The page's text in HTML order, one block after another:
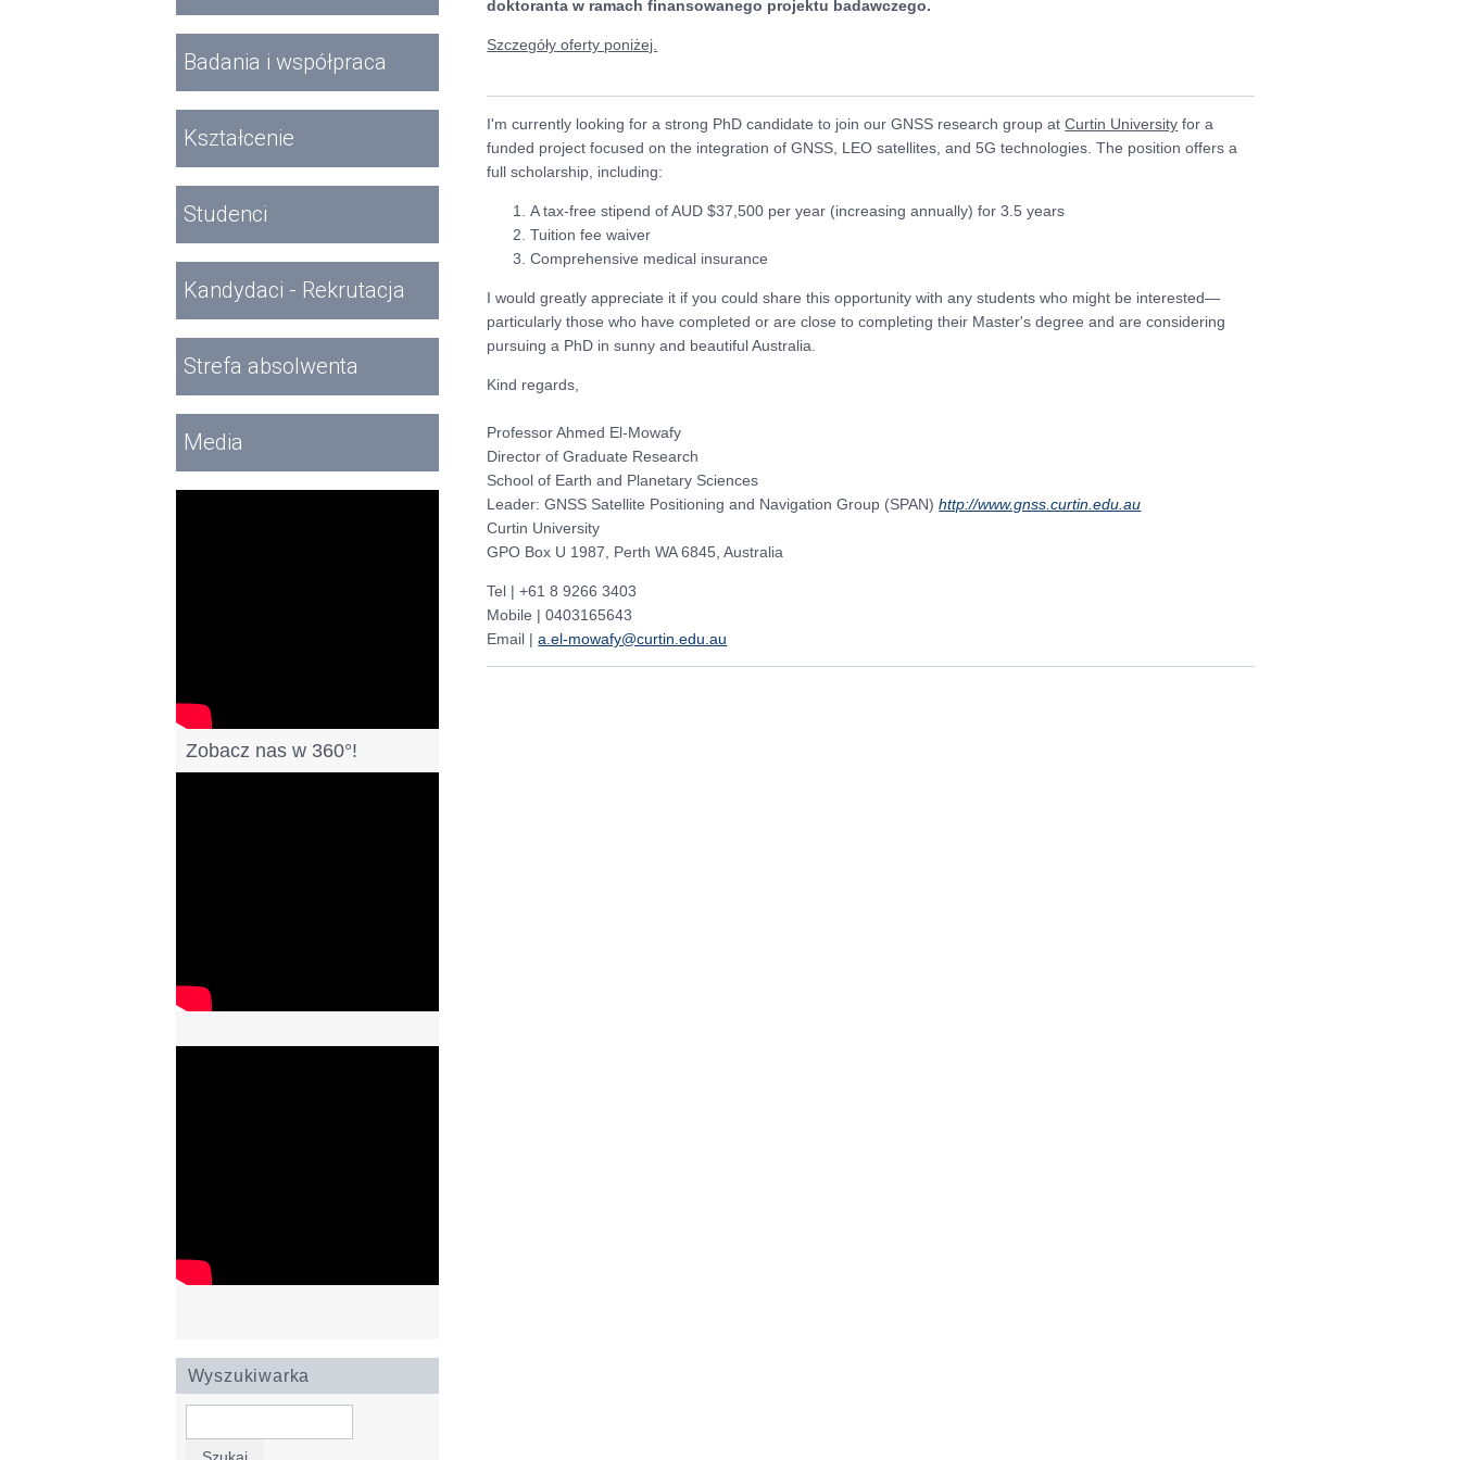
Badania i współpraca
Kształcenie
Studenci
Kandydaci - Rekrutacja
Strefa absolwenta
Media
Zobacz nas w 360°!
Wyszukiwarka
doktoranta w ramach finansowanego projektu badawczego.
Szczegóły oferty poniżej.
I'm currently looking for a strong PhD candidate to join our GNSS research group atCurtin University for a
funded project focused on the integration of GNSS, LEO satellites, and 5G technologies. The position offers a
full scholarship, including:
A tax-free stipend of AUD $37,500 per year (increasing annually) for 3.5 years
Tuition fee waiver
Comprehensive medical insurance
I would greatly appreciate it if you could share this opportunity with any students who might be interested—
particularly those who have completed or are close to completing their Master's degree and are considering
pursuing a PhD in sunny and beautiful Australia.
Kind regards,
Professor Ahmed El-Mowafy
Director of Graduate Research
School of Earth and Planetary Sciences
Leader: GNSS Satellite Positioning and Navigation Group (SPAN)http://www.gnss.curtin.edu.au
Curtin University
GPO Box U 1987, Perth WA 6845, Australia
Tel | +61 8 9266 3403
Mobile | 0403165643
Email |a.el-mowafy@curtin.edu.au